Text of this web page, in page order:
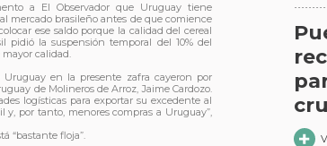
a El Observador que Uruguay tiene
mercado brasileño antes de que comience
ese saldo porque la calidad del cereal
pidió la suspensión temporal del 10% del
calidad.
en la presente zafra cayeron por
de Molineros de Arroz, Jaime Cardozo.
logísticas para exportar su excedente al
y, por tanto, menores compras a Uruguay”,
“bastante floja”.